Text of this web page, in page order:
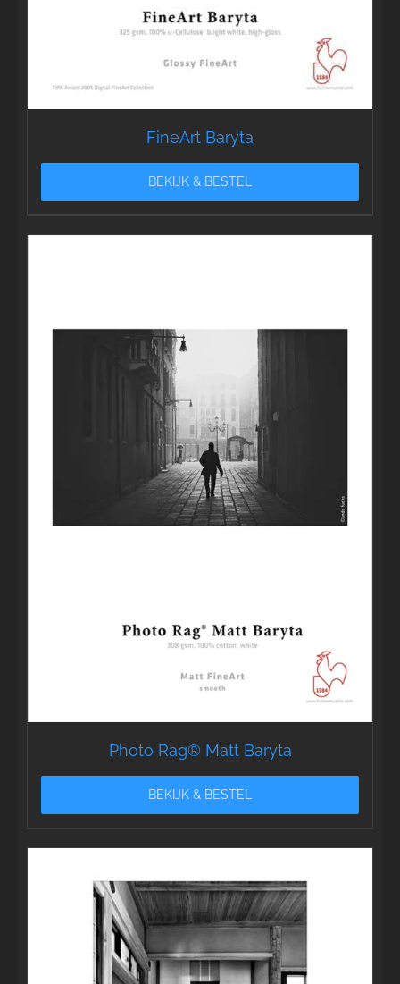
FineArt Baryta
BEKIJK & BESTEL
Photo Rag® Matt Baryta
BEKIJK & BESTEL